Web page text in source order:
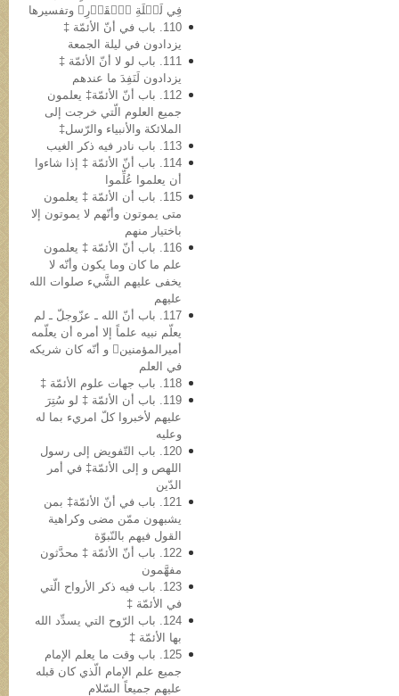
فِي لَيۡلَةِ ٱلۡقَدۡرِ﴾ وتفسیرها
110. باب في أنّ الأئمّة ‡
یزدادون في لیلة الجمعة
111. باب لو لا أنّ الأئمّة ‡
یزدادون لَنَفِدَ ما عندهم
112. باب أنّ الأئمّة‡ یعلمون
جمیع العلوم الّتي خرجت إلى
الملائکة والأنبیاء والرّسل‡
113. باب نادر فیه ذکر الغیب
114. باب أنّ الأئمّة ‡ إذا شاءوا
أن یعلموا عُلِّموا
115. باب أن الأئمّة ‡ یعلمون
متی یموتون وأنّهم لا یموتون إلا
باختیار منهم
116. باب أنّ الأئمّة ‡ یعلمون
علم ما کان وما یکون وأنّه لا
یخفی علیهم الشَّيء صلوات الله
علیهم
117. باب أنّ الله ـ عزّوجلّ ـ لم
یعلّم نبیه علماً إلا أمره أن یعلّمه
أمیرالمؤمنین و أنّه کان شریکه
في العلم
118. باب جهات علوم الأئمّة ‡
119. باب أن الأئمّة ‡ لو سُتِرَ
علیهم لأخبروا کلّ امريء بما له
وعلیه
120. باب التّفویض إلی رسول
اللهص و إلی الأئمّة‡ في أمر
الدّین
121. باب في أنّ الأئمّة‡ بمن
یشبهون ممّن مضی وکراهیة
القول فیهم بالنّبوّة
122. باب أنّ الأئمّة ‡ محدَّثون
مفهَّمون
123. باب فیه ذکر الأرواح الّتي
في الأئمّة ‡
124. باب الرّوح التي یسدِّد الله
بها الأئمّة ‡
125. باب وقت ما یعلم الإمام
جمیع علم الإمام الّذي کان قبله
علیهم جمیعاً السّلام